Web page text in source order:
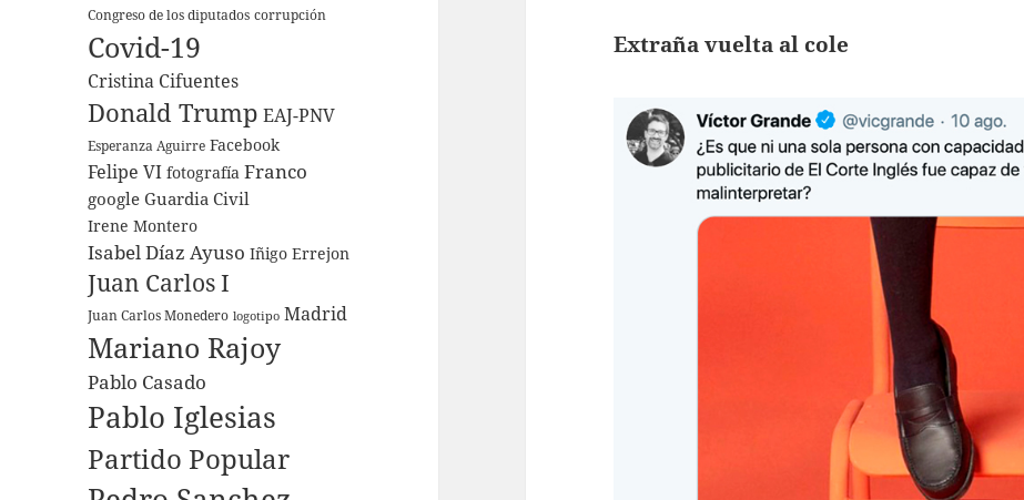
Congreso de los diputados corrupción
Covid-19
Cristina Cifuentes
Donald Trump EAJ-PNV
Esperanza Aguirre Facebook
Felipe VI fotografía Franco
google Guardia Civil
Irene Montero
Isabel Díaz Ayuso Iñigo Errejon
Juan Carlos I
Juan Carlos Monedero logotipo Madrid
Mariano Rajoy
Pablo Casado
Pablo Iglesias
Partido Popular
Extraña vuelta al cole